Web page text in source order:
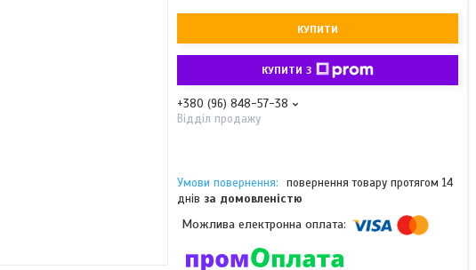
КУПИТИ
КУПИТИ З
+380 (96) 848-57-38
Відділ продажу
повернення товару протягом 14
днів за домовленістю